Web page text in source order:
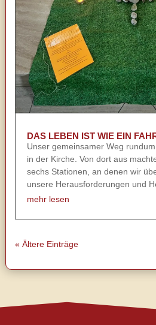
DAS LEBEN IST WIE EIN
Unser gemeinsamer Weg
in der Kirche. Von dort aus
sechs Stationen, an denen wir
unsere Herausforderungen und
mehr lesen
« Ältere Einträge